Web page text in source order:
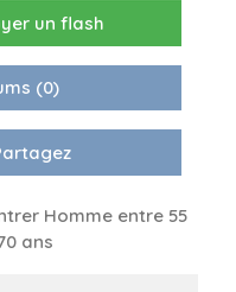
un flash
(0)
Homme entre 55
ans